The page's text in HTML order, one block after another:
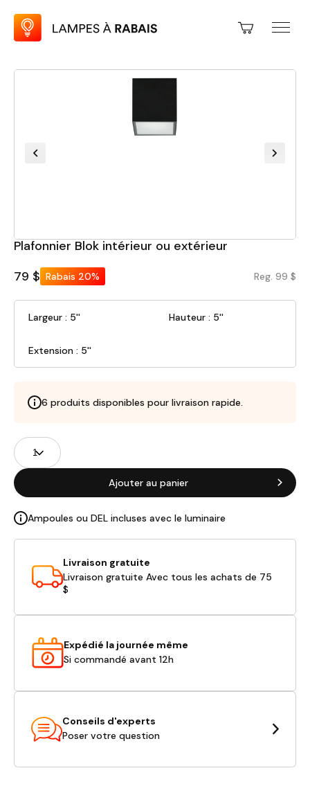
Plafonnier Blok intérieur ou extérieur
79 $ Rabais 20% Reg. 99 $
Largeur : 5'' Hauteur : 5''
Extension : 5''
6 produits disponibles pour livraison rapide.
Champs
de
produits
Quantité
Ajouter au panier
Ampoules ou DEL incluses avec le luminaire
Livraison gratuite
Livraison gratuite Avec tous les achats de 75
$
Expédié la journée même
Si commandé avant 12h
Conseils d'experts
Poser votre question